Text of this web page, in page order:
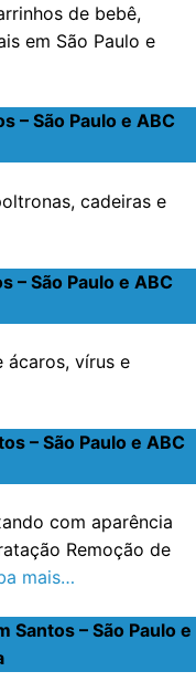
de bebê,
em São Paulo e
– São Paulo e ABC
cadeiras e
– São Paulo e ABC
ácaros, vírus e
– São Paulo e ABC
com aparência
Remoção de
mais…
Santos – São Paulo e